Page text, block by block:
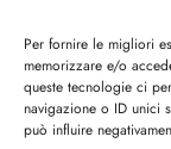
Per fornire le migliori
memorizzare e/o
queste tecnologie ci
navigazione o ID unici
può influire
legale in Via
IT13402731007
Sitemap-Privacy